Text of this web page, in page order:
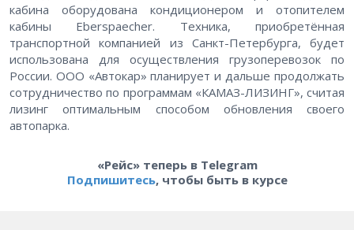
кабина оборудована кондиционером и отопителем
кабины Eberspaecher. Техника, приобретённая
транспортной компанией из Санкт-Петербурга, будет
использована для осуществления грузоперевозок по
России. ООО «Автокар» планирует и дальше продолжать
сотрудничество по программам «КАМАЗ-ЛИЗИНГ», считая
лизинг оптимальным способом обновления своего
автопарка.
«Рейс» теперь в Telegram
Подпишитесь, чтобы быть в курсе